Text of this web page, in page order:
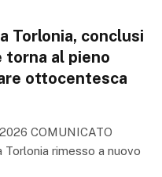
Torlonia, conclusi
torna al pieno
ottocentesca
COMUNICATO
rimesso a nuovo